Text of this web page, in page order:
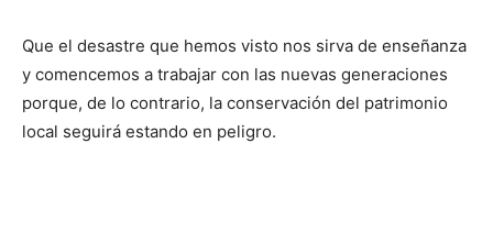
Que el desastre que hemos visto nos sirva de enseñanza
y comencemos a trabajar con las nuevas generaciones
porque, de lo contrario, la conservación del patrimonio
local seguirá estando en peligro.